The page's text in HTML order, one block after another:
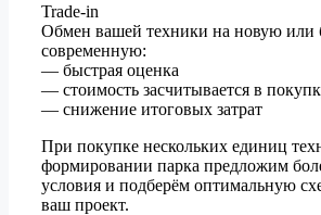
Trade-in
Обмен вашей техники на новую или
современную:
— быстрая оценка
— стоимость засчитывается в
— снижение итоговых затрат
При покупке нескольких единиц
формировании парка предложим
условия и подберём оптимальную
ваш проект.